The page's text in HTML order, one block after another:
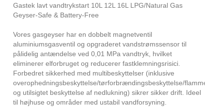
Gastek lavt vandtrykstart 10L 12L 16L LPG/Natural Gas
Geyser-Safe & Battery-Free
Vores gasgeyser har en dobbelt magnetventil
aluminiumsgasventil og opgraderet vandstrømssensor til
pålidelig antændelse ved 0,01 MPa vandtryk, hvilket
eliminerer elforbruget og reducerer fastklemningsrisici.
Forbedret sikkerhed med multibeskyttelser (inklusive
overophedningsbeskyttelse/tørforbrændingsbeskyttelse/
og utilsigtet beskyttelse af nedlukning) sikrer sikker drift. Ideel
til højhuse og områder med ustabil vandforsyning.